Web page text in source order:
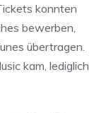
konnten
bewerben,
übertragen.
kam, lediglich